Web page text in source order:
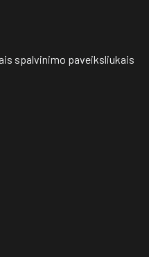
spalvinimo paveiksliukais